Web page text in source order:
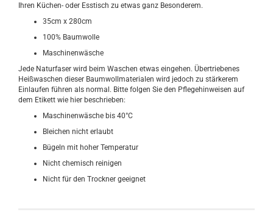
Ihren Küchen- oder Esstisch zu etwas ganz Besonderem.
35cm x 280cm
100% Baumwolle
Maschinenwäsche
Jede Naturfaser wird beim Waschen etwas eingehen. Übertriebenes
Heißwaschen dieser Baumwollmaterialen wird jedoch zu stärkerem
Einlaufen führen als normal. Bitte folgen Sie den Pflegehinweisen auf
dem Etikett wie hier beschrieben:
Maschinenwäsche bis 40°C
Bleichen nicht erlaubt
Bügeln mit hoher Temperatur
Nicht chemisch reinigen
Nicht für den Trockner geeignet